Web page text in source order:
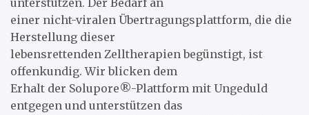
unterstützen. Der Bedarf an
einer nicht-viralen Übertragungsplattform, die die
Herstellung dieser
lebensrettenden Zelltherapien begünstigt, ist
offenkundig. Wir blicken dem
Erhalt der Solupore®-Plattform mit Ungeduld
entgegen und unterstützen das